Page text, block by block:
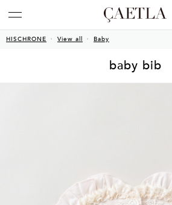
HISCHRONE View all Baby
baby bib